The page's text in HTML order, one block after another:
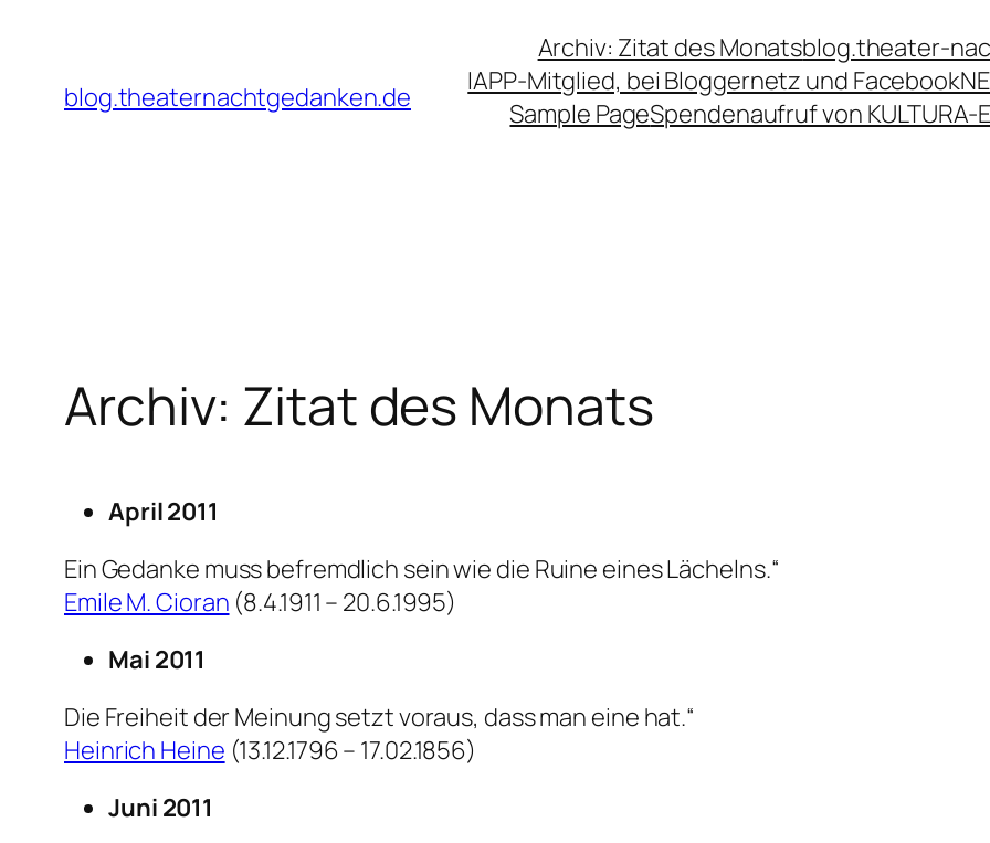
springenblog.theaternachtgedanken.de
Archiv: Zitat des Monatsblog.theater-
IAPP-Mitglied, bei Bloggernetz und Facebook
Sample PageSpendenaufruf von KULTURA-
Archiv: Zitat des Monats
April 2011
Ein Gedanke muss befremdlich sein wie die Ruine eines Lächelns.“
Emile M. Cioran (8.4.1911 – 20.6.1995)
Mai 2011
Die Freiheit der Meinung setzt voraus, dass man eine hat.“
Heinrich Heine (13.12.1796 – 17.02.1856)
Juni 2011